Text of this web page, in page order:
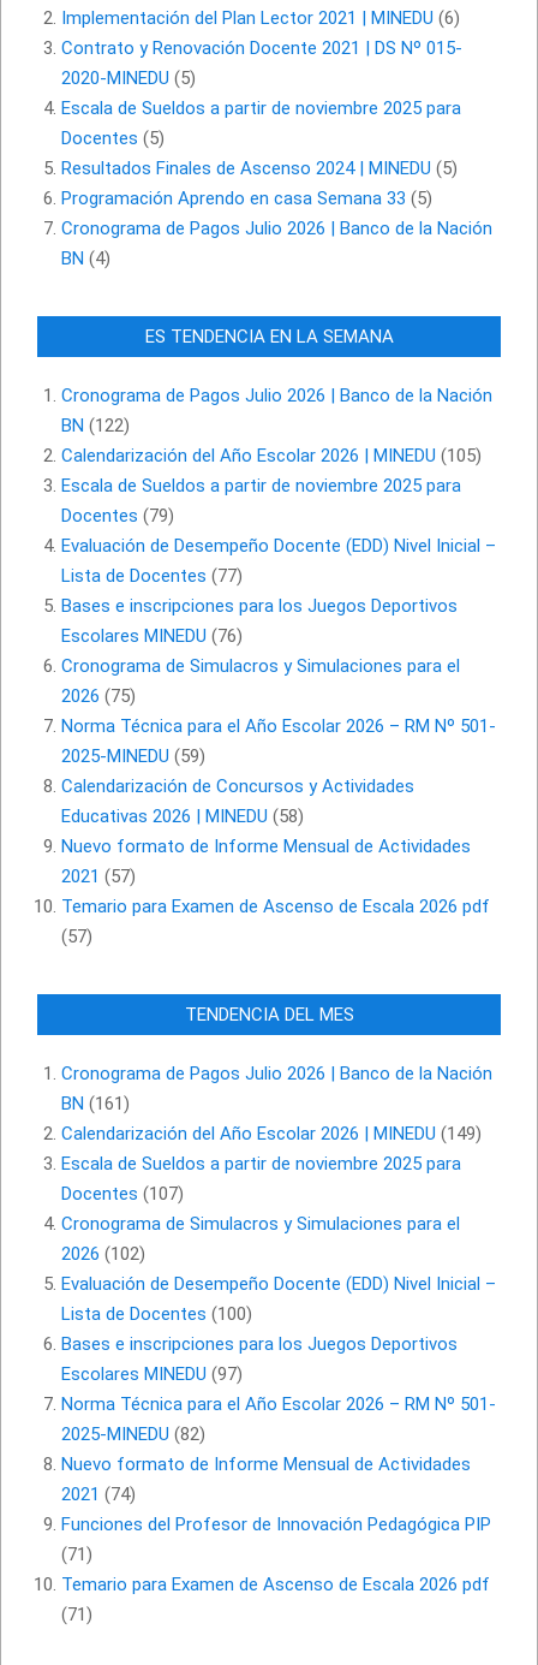
Implementación del Plan Lector 2021 | MINEDU (6)
Contrato y Renovación Docente 2021 | DS Nº 015-
2020-MINEDU (5)
Escala de Sueldos a partir de noviembre 2025 para
Docentes (5)
Resultados Finales de Ascenso 2024 | MINEDU (5)
Programación Aprendo en casa Semana 33 (5)
Cronograma de Pagos Julio 2026 | Banco de la Nación
BN (4)
ES TENDENCIA EN LA SEMANA
Cronograma de Pagos Julio 2026 | Banco de la Nación
BN (122)
Calendarización del Año Escolar 2026 | MINEDU (105)
Escala de Sueldos a partir de noviembre 2025 para
Docentes (79)
Evaluación de Desempeño Docente (EDD) Nivel Inicial –
Lista de Docentes (77)
Bases e inscripciones para los Juegos Deportivos
Escolares MINEDU (76)
Cronograma de Simulacros y Simulaciones para el
2026 (75)
Norma Técnica para el Año Escolar 2026 – RM Nº 501-
2025-MINEDU (59)
Calendarización de Concursos y Actividades
Educativas 2026 | MINEDU (58)
Nuevo formato de Informe Mensual de Actividades
2021 (57)
Temario para Examen de Ascenso de Escala 2026 pdf
(57)
TENDENCIA DEL MES
Cronograma de Pagos Julio 2026 | Banco de la Nación
BN (161)
Calendarización del Año Escolar 2026 | MINEDU (149)
Escala de Sueldos a partir de noviembre 2025 para
Docentes (107)
Cronograma de Simulacros y Simulaciones para el
2026 (102)
Evaluación de Desempeño Docente (EDD) Nivel Inicial –
Lista de Docentes (100)
Bases e inscripciones para los Juegos Deportivos
Escolares MINEDU (97)
Norma Técnica para el Año Escolar 2026 – RM Nº 501-
2025-MINEDU (82)
Nuevo formato de Informe Mensual de Actividades
2021 (74)
Funciones del Profesor de Innovación Pedagógica PIP
(71)
Temario para Examen de Ascenso de Escala 2026 pdf
(71)